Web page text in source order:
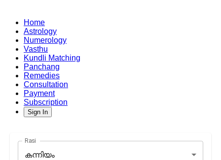
Home
Astrology
Numerology
Vasthu
Kundli Matching
Panchang
Remedies
Consultation
Payment
Subscription
Sign In
Rasi
കന്നിയം